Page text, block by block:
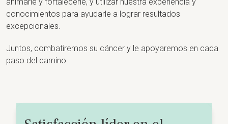
conocimientos para ayudarle a lograr resultados
excepcionales.
Juntos, combatiremos su cáncer y le apoyaremos en cada
paso del camino.